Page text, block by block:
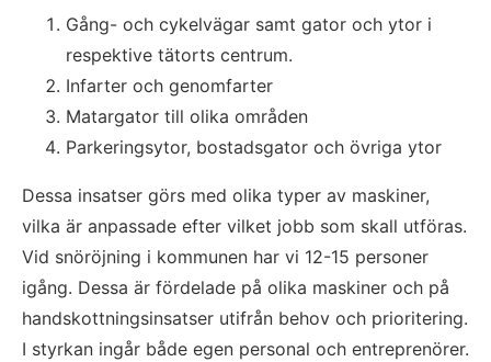
Gång- och cykelvägar samt gator och ytor i
respektive tätorts centrum.
Infarter och genomfarter
Matargator till olika områden
Parkeringsytor, bostadsgator och övriga ytor
Dessa insatser görs med olika typer av maskiner,
vilka är anpassade efter vilket jobb som skall utföras.
Vid snöröjning i kommunen har vi 12-15 personer
igång. Dessa är fördelade på olika maskiner och på
handskottningsinsatser utifrån behov och prioritering.
I styrkan ingår både egen personal och entreprenörer.